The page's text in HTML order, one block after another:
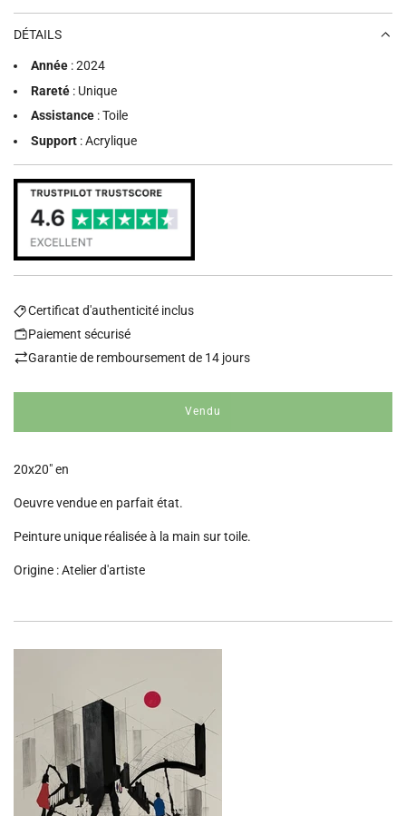
régulier
DÉTAILS
Année : 2024
Rareté : Unique
Assistance : Toile
Support : Acrylique
Certificat d'authenticité inclus
Paiement sécurisé
Garantie de remboursement de 14 jours
Vendu
c
h
e
.
20x20" en
Oeuvre vendue en parfait état.
Peinture unique réalisée à la main sur toile.
Origine : Atelier d'artiste